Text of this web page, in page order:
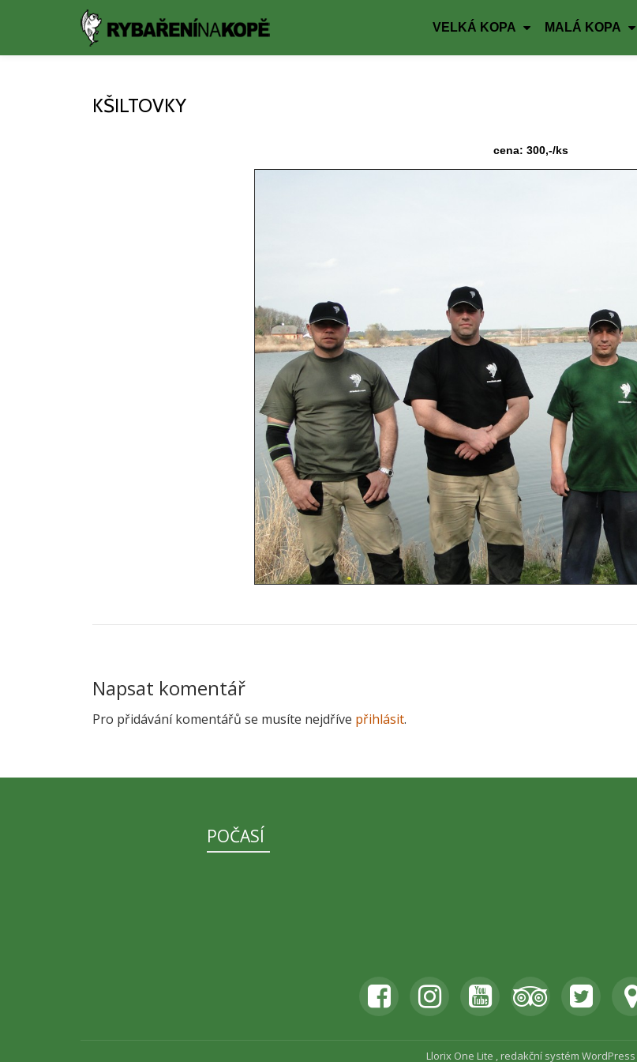
VELKÁ KOPA MALÁ KOPA
KŠILTOVKY
cena: 300,-/ks
Napsat komentář
Pro přidávání komentářů se musíte nejdříve přihlásit.
POČASÍ
fa-
facebook-
fa-
instagram
fa-
youtube-
fa-
tripadvisor
fa-
twitter-
fa-
map-
Llorix One Lite , redakční systém WordPress